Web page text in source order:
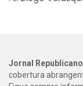
Jornal
cobertura